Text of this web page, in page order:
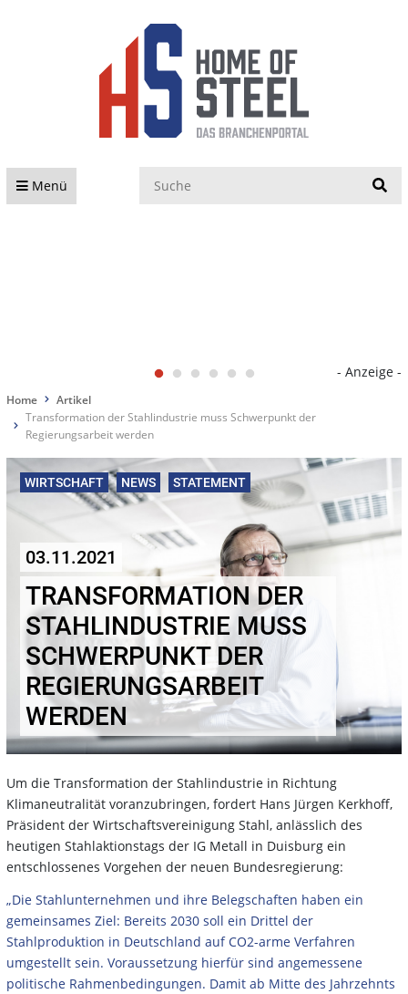
Menü
- Anzeige -
Home
Artikel
Transformation der Stahlindustrie muss Schwerpunkt der
Regierungsarbeit werden
WIRTSCHAFT NEWS STATEMENT
03.11.2021
TRANSFORMATION DER
STAHLINDUSTRIE MUSS
SCHWERPUNKT DER
REGIERUNGSARBEIT
WERDEN
Um die Transformation der Stahlindustrie in Richtung
Klimaneutralität voranzubringen, fordert Hans Jürgen Kerkhoff,
Präsident der Wirtschaftsvereinigung Stahl, anlässlich des
heutigen Stahlaktionstags der IG Metall in Duisburg ein
entschlossenes Vorgehen der neuen Bundesregierung:
„Die Stahlunternehmen und ihre Belegschaften haben ein
gemeinsames Ziel: Bereits 2030 soll ein Drittel der
Stahlproduktion in Deutschland auf CO2-arme Verfahren
umgestellt sein. Voraussetzung hierfür sind angemessene
politische Rahmenbedingungen. Damit ab Mitte des Jahrzehnts